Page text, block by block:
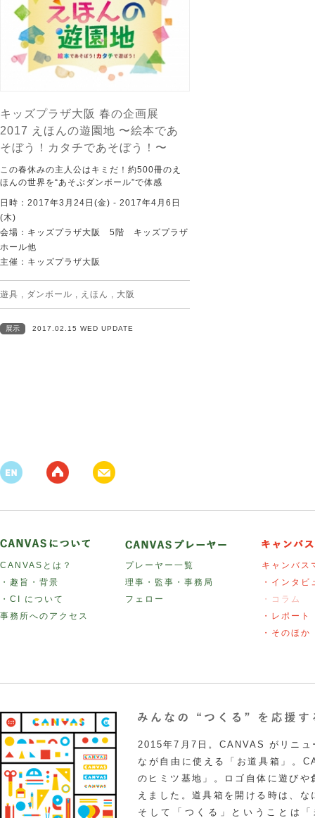
キッズプラザ大阪 春の企画展
2017 えほんの遊園地 〜絵本であ
そぼう！カタチであそぼう！〜
この春休みの主人公はキミだ！約500冊のえ
ほんの世界を“あそぶダンボール”で体感
日時：2017年3月24日(金) - 2017年4月6日
(木)
会場：キッズプラザ大阪 5階 キッズプラザ
ホール他
主催：キッズプラザ大阪
遊具 , ダンボール , えほん , 大阪
展示 2017.02.15 WED UPDATE
CANVASとは？
・趣旨・背景
・CI について
事務所へのアクセス
プレーヤー一覧
理事・監事・事務局
フェロー
キャンバス
・インタビ
・コラム
・レポート
・そのほか
2015年7月7日。CANVAS がリニュ
なが自由に使える「お道具箱」。
のヒミツ基地」。ロゴ自体に遊び
えました。道具箱を開ける時は、
そして「つくる」ということは